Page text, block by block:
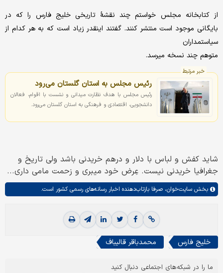
از کتابخانه مجلس خواستم چند نقشهٔ تاریخی خلیج فارس را که در
بایگانی موجود است منتشر کنند. گفتند اینقدر زیاد است که به هر کدام از
سیاستمداران
متوهم چند نسخه میرسد.
خبر مرتبط
رئیس مجلس به استان گلستان می‌رود
رئیس مجلس با هدف نظارت میدانی و نشست با اقوام، فعالان
دانشجویی، اقتصادی و فرهنگی به استان گلستان می‌رود.
شاید کفش و لباس با دلار و درهم خریدنی باشد ولی تاریخ و
جغرافیا خریدنی نیست. عِرض خود میبری و زحمت مامی داری...
بخش سایت‌خوان، صرفا بازتاب‌دهنده اخبار رسانه‌های رسمی کشور است.
خلیج فارس محمدباقر قالیباف
ما را در شبکه‌های اجتماعی دنبال کنید